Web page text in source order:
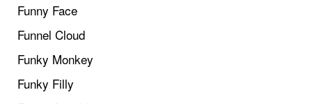
Funny Face
Funnel Cloud
Funky Monkey
Funky Filly